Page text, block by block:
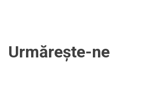
Urmărește-ne